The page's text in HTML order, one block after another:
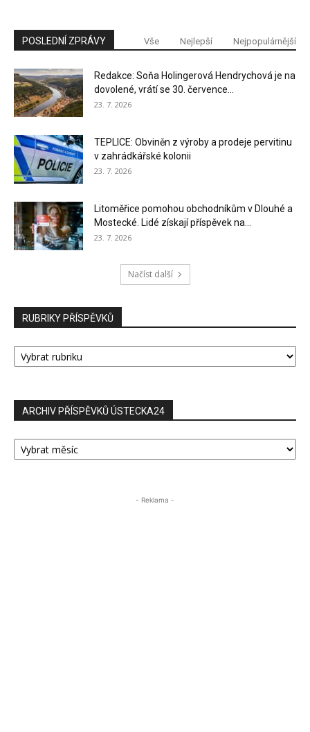
POSLEDNÍ ZPRÁVY Vše Nejlepší Nejpopulárnější
Redakce: Soňa Holingerová Hendrychová je na
dovolené, vrátí se 30. července...
23. 7. 2026
TEPLICE: Obviněn z výroby a prodeje pervitinu
v zahrádkářské kolonii
23. 7. 2026
Litoměřice pomohou obchodníkům v Dlouhé a
Mostecké. Lidé získají příspěvek na...
23. 7. 2026
Načíst další
RUBRIKY PŘÍSPĚVKŮ
RUBRIKY
PŘÍSPĚVKŮ
ARCHIV PŘÍSPĚVKŮ ÚSTECKA24
ARCHIV
PŘÍSPĚVKŮ
- Reklama -